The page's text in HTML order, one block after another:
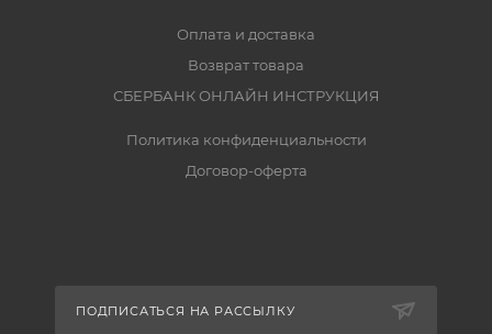
Оплата и доставка
Возврат товара
СБЕРБАНК ОНЛАЙН ИНСТРУКЦИЯ
Политика конфиденциальности
Договор-оферта
ПОДПИСАТЬСЯ НА РАССЫЛКУ